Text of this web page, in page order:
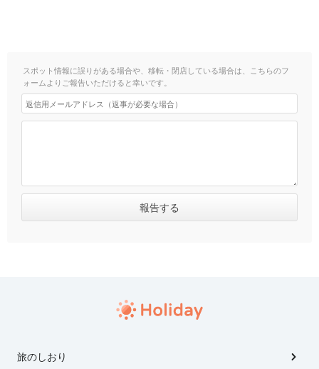
スポット情報に誤りがある場合や、移転・閉店している場合は、こちらのフ
ォームよりご報告いただけると幸いです。
旅のしおり